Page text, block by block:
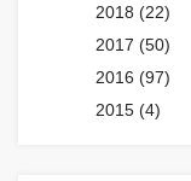
2018 (22)
2017 (50)
2016 (97)
2015 (4)